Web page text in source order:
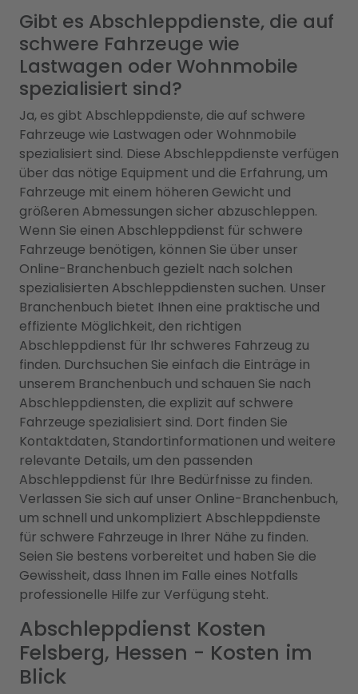
Gibt es Abschleppdienste, die auf
schwere Fahrzeuge wie
Lastwagen oder Wohnmobile
spezialisiert sind?
Ja, es gibt Abschleppdienste, die auf schwere
Fahrzeuge wie Lastwagen oder Wohnmobile
spezialisiert sind. Diese Abschleppdienste verfügen
über das nötige Equipment und die Erfahrung, um
Fahrzeuge mit einem höheren Gewicht und
größeren Abmessungen sicher abzuschleppen.
Wenn Sie einen Abschleppdienst für schwere
Fahrzeuge benötigen, können Sie über unser
Online-Branchenbuch gezielt nach solchen
spezialisierten Abschleppdiensten suchen. Unser
Branchenbuch bietet Ihnen eine praktische und
effiziente Möglichkeit, den richtigen
Abschleppdienst für Ihr schweres Fahrzeug zu
finden. Durchsuchen Sie einfach die Einträge in
unserem Branchenbuch und schauen Sie nach
Abschleppdiensten, die explizit auf schwere
Fahrzeuge spezialisiert sind. Dort finden Sie
Kontaktdaten, Standortinformationen und weitere
relevante Details, um den passenden
Abschleppdienst für Ihre Bedürfnisse zu finden.
Verlassen Sie sich auf unser Online-Branchenbuch,
um schnell und unkompliziert Abschleppdienste
für schwere Fahrzeuge in Ihrer Nähe zu finden.
Seien Sie bestens vorbereitet und haben Sie die
Gewissheit, dass Ihnen im Falle eines Notfalls
professionelle Hilfe zur Verfügung steht.
Abschleppdienst Kosten
Felsberg, Hessen - Kosten im
Blick